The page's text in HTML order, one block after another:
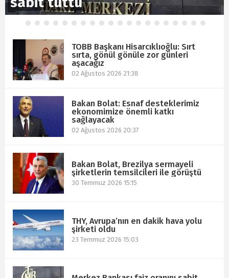
4 8 10 11 12 13 14 15 16 17 18 19
TOBB Başkanı Hisarcıklıoğlu: Sırt
sırta, gönül gönüle zor günleri
aşacağız
02 Ağustos 2026 21:38
Bakan Bolat: Esnaf desteklerimiz
ekonomimize önemli katkı
sağlayacak
02 Ağustos 2026 20:37
Bakan Bolat, Brezilya sermayeli
şirketlerin temsilcileri ile görüştü
30 Temmuz 2026 15:15
THY, Avrupa’nın en dakik hava yolu
şirketi oldu
23 Temmuz 2026 15:03